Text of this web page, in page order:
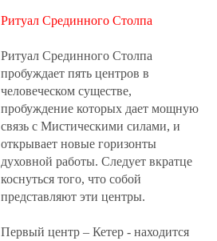
Ритуал Срединного Столпа
Ритуал Срединного Столпа
пробуждает пять центров в
человеческом существе,
пробуждение которых дает мощную
связь с Мистическими силами, и
открывает новые горизонты
духовной работы. Следует вкратце
коснуться того, что собой
представляют эти центры.
Первый центр – Кетер - находится